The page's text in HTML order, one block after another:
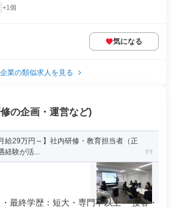
+1個
気になる
業の類似求人を見る
の企画・運営など)
給29万円～】社内研修・教育担当者（正
経験が活...
最終学歴：短大・専門卒以上 ・接客・